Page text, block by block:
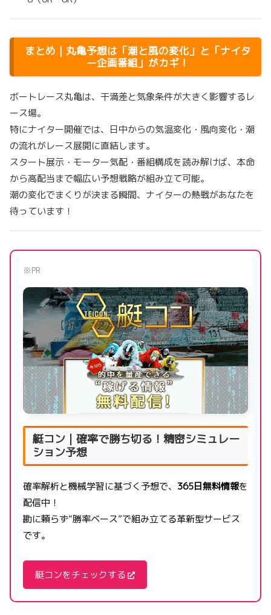
まとめ｜丸亀予想は「潮と風の変化」と「ナイタ
ー企画番組」がカギ！
ボートレース丸亀は、干満差と気象条件が大きく影響するレ
ース場。
特にナイター開催では、日中からの気温変化・風向変化・潮
の流れがレース展開に直結します。
スタート展示・モーター気配・番組構成を読み解けば、本命
から高配当まで幅広い予想戦略が組み立て可能。
潮の変化でまくりが決まる瞬間、ナイターの熱戦があなたを
待っています！
※PR
艇コン｜確率で勝ち切る！精密シミュレー
ション予想
確率解析と機械学習に基づく予想で、 365日無料情報を
配信中！
勘に頼らず“勝率ベース”で組み立てる革新型サービス
です。
艇コンをチェックする